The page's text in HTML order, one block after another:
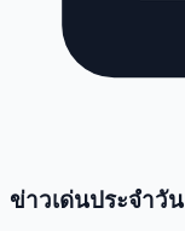
ข่าวเด่นประจำวัน